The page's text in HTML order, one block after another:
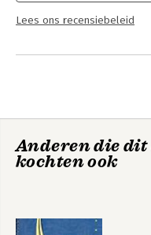
Lees ons recensiebeleid
Anderen die dit
kochten ook